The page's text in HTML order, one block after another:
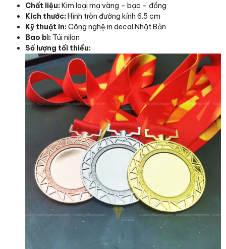
Chất liệu: Kim loại mạ vàng – bạc – đồng
Kích thước: Hình tròn đường kính 6.5 cm
Kỹ thuật in: Công nghệ in decal Nhật Bản
Bao bì: Túi nilon
Số lượng tối thiểu: